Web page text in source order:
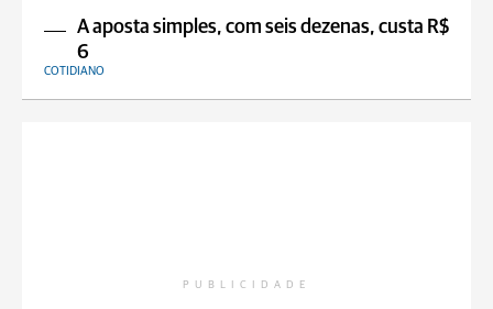
A aposta simples, com seis dezenas, custa R$
6
COTIDIANO
PUBLICIDADE